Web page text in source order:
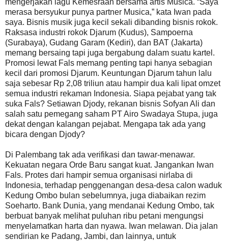
merasa bersyukur punya partner Musica,” kata Iwan pada
saya. Bisnis musik juga kecil sekali dibanding bisnis rokok.
Raksasa industri rokok Djarum (Kudus), Sampoerna
(Surabaya), Gudang Garam (Kediri), dan BAT (Jakarta)
memang bersaing tapi juga bergabung dalam suatu kartel.
Promosi lewat Fals memang penting tapi hanya sebagian
kecil dari promosi Djarum. Keuntungan Djarum tahun lalu
saja sebesar Rp 2,08 triliun atau hampir dua kali lipat omzet
semua industri rekaman Indonesia. Siapa pejabat yang tak
suka Fals? Setiawan Djody, rekanan bisnis Sofyan Ali dan
salah satu pemegang saham PT Airo Swadaya Stupa, juga
dekat dengan kalangan pejabat. Mengapa tak ada yang
bicara dengan Djody?
Di Palembang tak ada verifikasi dan tawar-menawar.
Kekuatan negara Orde Baru sangat kuat. Jangankan Iwan
Fals. Protes dari hampir semua organisasi nirlaba di
Indonesia, terhadap penggenangan desa-desa calon waduk
Kedung Ombo bulan sebelumnya, juga diabaikan rezim
Soeharto. Bank Dunia, yang mendanai Kedung Ombo, tak
berbuat banyak melihat puluhan ribu petani mengungsi
menyelamatkan harta dan nyawa. Iwan melawan. Dia jalan
sendirian ke Padang, Jambi, dan lainnya, untuk